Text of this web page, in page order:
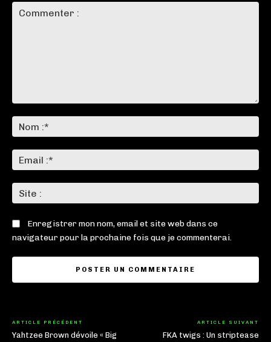
:*
:*
:
Enregistrer mon nom, email et site web dans ce
navigateur pour la prochaine fois que je commenterai.
ARTICLE PRÉCÉDENT
Yahtzee Brown dévoile « Big
ARTICLE SUIVANT
FKA twigs : Un striptease